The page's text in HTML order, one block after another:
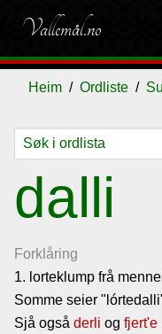
Vallemål.no
Heim Ordliste
dalli
Forklåring
1. lorteklump frå
Somme seier
Sjå også derli og fjert'e
Ordliste
Om
vallemålet
Gjestebok